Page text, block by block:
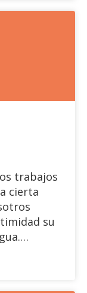
trabajos
cierta
su
cual